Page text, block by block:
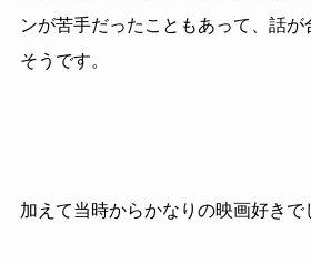
ンが苦手だったこともあって、話が
そうです。
加えて当時からかなりの映画好きで